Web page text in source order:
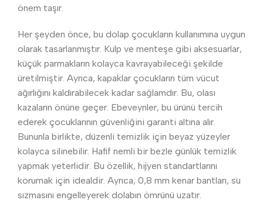
önem taşır.
Her şeyden önce, bu dolap çocukların kullanımına uygun
olarak tasarlanmıştır. Kulp ve menteşe gibi aksesuarlar,
küçük parmakların kolayca kavrayabileceği şekilde
üretilmiştir. Ayrıca, kapaklar çocukların tüm vücut
ağırlığını kaldırabilecek kadar sağlamdır. Bu, olası
kazaların önüne geçer. Ebeveynler, bu ürünü tercih
ederek çocuklarının güvenliğini garanti altına alır.
Bununla birlikte, düzenli temizlik için beyaz yüzeyler
kolayca silinebilir. Hafif nemli bir bezle günlük temizlik
yapmak yeterlidir. Bu özellik, hijyen standartlarını
korumak için idealdir. Ayrıca, 0,8 mm kenar bantları, su
sızmasını engelleyerek dolabın ömrünü uzatır.